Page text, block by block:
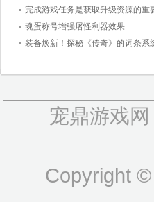
完成游戏任务是获取升级资源的重
魂蛋称号增强屠怪利器效果
装备焕新！探秘《传奇》的词条系
宠鼎游戏网
Copyright